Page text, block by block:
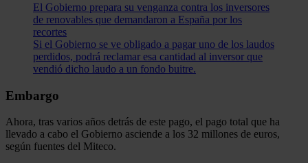
El Gobierno prepara su venganza contra los inversores
de renovables que demandaron a España por los
recortes
Si el Gobierno se ve obligado a pagar uno de los laudos
perdidos, podrá reclamar esa cantidad al inversor que
vendió dicho laudo a un fondo buitre.
Embargo
Ahora, tras varios años detrás de este pago, el pago total que ha
llevado a cabo el Gobierno asciende a los 32 millones de euros,
según fuentes del Miteco.